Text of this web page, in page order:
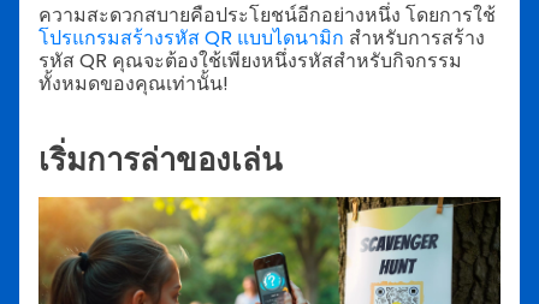
ความสะดวกสบายคือประโยชน์อีกอย่างหนึ่ง โดยการใช้
โปรแกรมสร้างรหัส QR แบบไดนามิก สำหรับการสร้าง
รหัส QR คุณจะต้องใช้เพียงหนึ่งรหัสสำหรับกิจกรรม
ทั้งหมดของคุณเท่านั้น!
เริ่มการล่าของเล่น